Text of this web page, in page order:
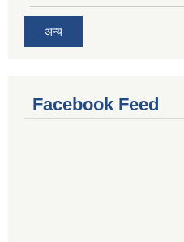
अन्य
Facebook Feed